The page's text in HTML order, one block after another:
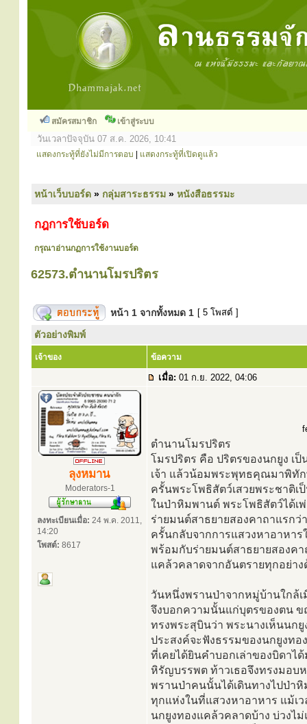
สมัครสมาชิก เข้าสู่ระบบ
วันเวลาปัจจุบัน 07 ส.ค. 2026, 10:41
แสดงกระทู้ที่ยังไม่มีการตอบ แสดงกระทู้ที่เปิดดูแล้ว
หน้าเว็บบอร์ด » กลุ่มสาระธรรม » หนังสือธรรมะ
กฎการใช้บอร์ด
กรุณาอ่านกฏการใช้งานบอร์ด
62573.ตำนานโมรปริตร
หน้า 1 จากทั้งหมด 1 [ 5 โพสต์ ]
ตัวอย่างพิมพ์
เจ้าของ ข้อความ
เมื่อ: 01 ก.ย. 2022, 04:06
ลุงหมาน
Moderators-1
ลงทะเบียนเมื่อ: 24 พ.ค. 2011,
14:20
โพสต์: 8617
ตำนานโมรปริตร
โมรปริตร คือ ปริตรของนกยูง เ
เจ้า แล้วน้อมพระพุทธคุณมาพิทั
ครั้นพระโพธิสัตว์เสวยพระชาติ
ในป่าหิมพานต์ พระโพธิสัตว์ได้เ
ร่ายมนต์สาธยายสองคาถาแรกว่
ครั้นกลับจากการแสวงหาอาหาร
พร้อมกับร่ายมนต์สาธยายสองคา
แคล้วคลาดจากอันตรายทุกอย่า
วันหนึ่งพรานป่าจากหมู่บ้านใกล้
จึงบอกความนั้นแก่บุตรของตน ข
ทรงพระสุบินว่า พระนางเห็นนก
ประสงค์จะฟังธรรมของนกยูงทอ
ที่เคยได้ยินคำบอกเล่าของบิดา
หิรัญบรรพต ท้าวเธอจึงทรงมอบ
พรานป่าคนนั้นได้เดินทางไปป่า
ทุกแห่งในที่แสวงหาอาหาร แม้เว
นกยูงทองแคล้วคลาดบ้าง บ่วงไ